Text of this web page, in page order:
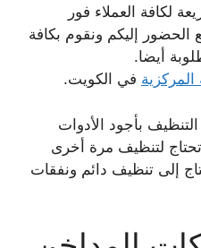
لكافة العملاء فور
الحضور إليكم ونقوم بكافة
أيضا.
المركزية في الكويت.
بأجود الأدوات
تحتاج لتنظيف مرة أخرى
إلى تنظيف دائم ونفقات